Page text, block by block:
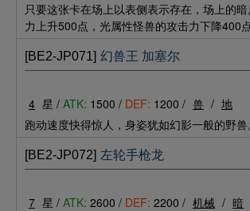
只要这张卡在场上以表侧表示存在，场上的
力上升500点，光属性怪兽的攻击力下降400点
[BE2-JP071] 幻兽王 加塞尔
4 星 / ATK: 1500 / DEF: 1200 / 兽 / 地
跑动速度快得惊人，身姿犹如幻影一般的野兽
[BE2-JP072] 左轮手枪龙
7 星 / ATK: 2600 / DEF: 2200 / 机械 / 暗